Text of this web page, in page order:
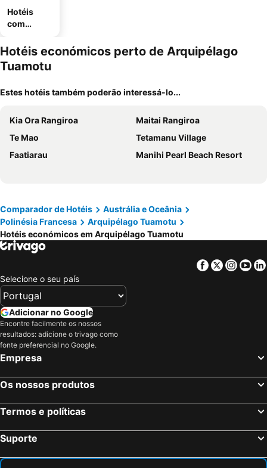
Hotéis
com
mento
Hotéis económicos perto de Arquipélago
Tuamotu
Estes hotéis também poderão interessá-lo...
Kia Ora Rangiroa
Maitai Rangiroa
Te Mao
Tetamanu Village
Faatiarau
Manihi Pearl Beach Resort
Comparador de Hotéis
Austrália e Oceânia
Polinésia Francesa
Arquipélago Tuamotu
Hotéis económicos em Arquipélago Tuamotu
Facebook
Twitter
Selecione o seu país
Adicionar no Google
Encontre facilmente os nossos
resultados: adicione o trivago como
fonte preferencial no Google.
Empresa
Os nossos produtos
Termos e políticas
Suporte